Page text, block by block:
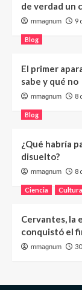
de verdad un
mmagnum 9
Blog
El primer
sabe y qué no
mmagnum 8
Blog
¿Qué habría
disuelto?
mmagnum 8
Ciencia Cultura
Cervantes, la
conquistó el
mmagnum